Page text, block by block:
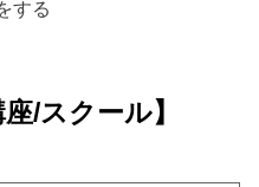
する
/スクール】